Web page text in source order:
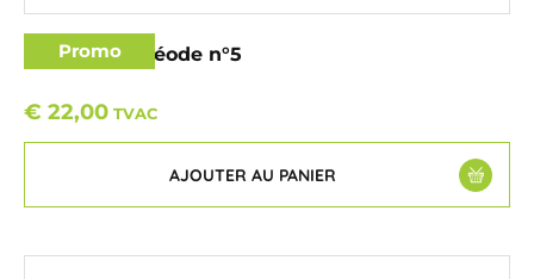
Promo
Améthyste géode n°5
€ 22,00 TVAC
AJOUTER AU PANIER